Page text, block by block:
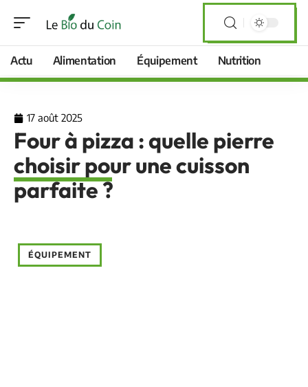
Actu Alimentation Équipement Nutrition
17 août 2025
Four à pizza : quelle pierre
choisir pour une cuisson
parfaite ?
ÉQUIPEMENT